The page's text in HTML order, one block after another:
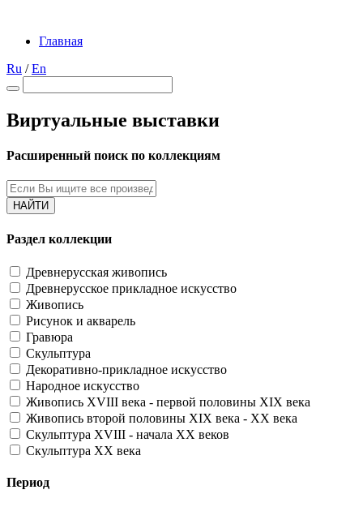
Главная
Ru /En
Виртуальные выставки
Расширенный поиск по коллекциям
НАЙТИ
Раздел коллекции
Древнерусская живопись
Древнерусское прикладное искусство
Живопись
Рисунок и акварель
Гравюра
Скульптура
Декоративно-прикладное искусство
Народное искусство
Живопись XVIII века - первой половины XIX века
Живопись второй половины XIX века - XX века
Скульптура XVIII - начала XX веков
Скульптура XX века
Период